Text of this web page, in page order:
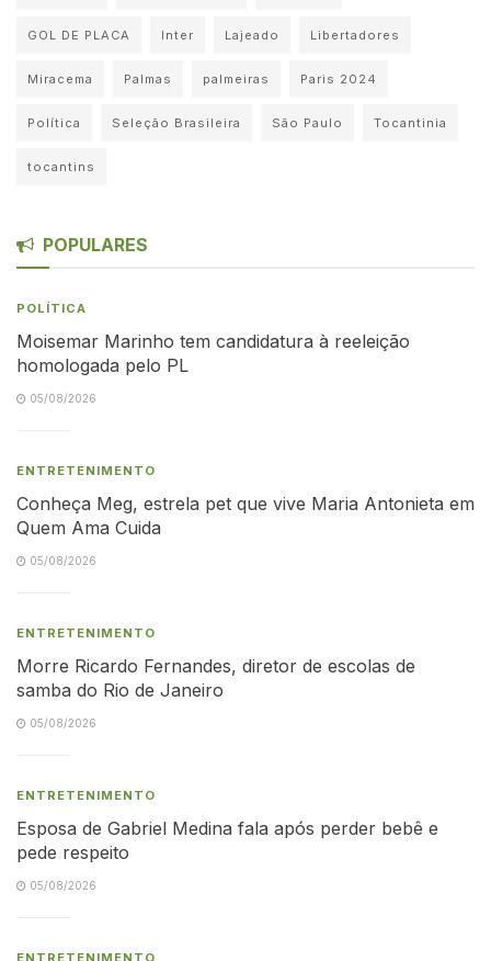
GOL DE PLACA Inter Lajeado Libertadores
Miracema Palmas palmeiras Paris 2024
Política Seleção Brasileira São Paulo Tocantinia
tocantins
POPULARES
POLÍTICA
Moisemar Marinho tem candidatura à reeleição
homologada pelo PL
05/08/2026
ENTRETENIMENTO
Conheça Meg, estrela pet que vive Maria Antonieta em
Quem Ama Cuida
05/08/2026
ENTRETENIMENTO
Morre Ricardo Fernandes, diretor de escolas de
samba do Rio de Janeiro
05/08/2026
ENTRETENIMENTO
Esposa de Gabriel Medina fala após perder bebê e
pede respeito
05/08/2026
ENTRETENIMENTO